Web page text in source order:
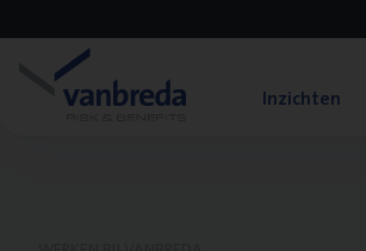
Inzichten